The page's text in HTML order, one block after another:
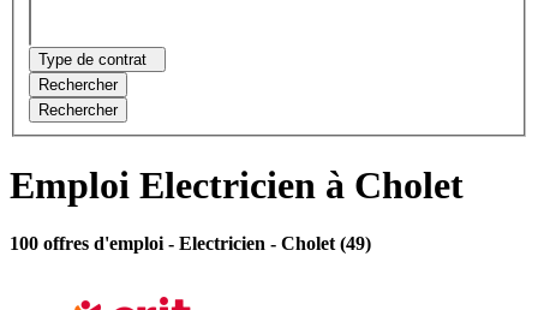
Type de contrat
Rechercher
Rechercher
Emploi Electricien à Cholet
100 offres d'emploi - Electricien - Cholet (49)